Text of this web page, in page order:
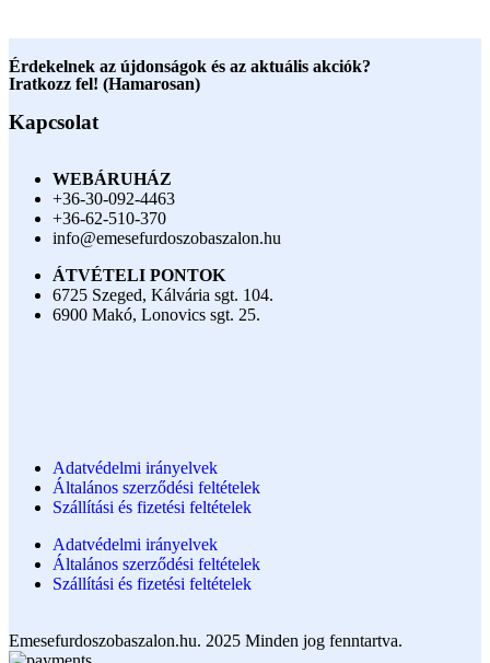
Érdekelnek az újdonságok és az aktuális akciók?
Iratkozz fel! (Hamarosan)
Kapcsolat
WEBÁRUHÁZ
+36-30-092-4463
+36-62-510-370
info@emesefurdoszobaszalon.hu
ÁTVÉTELI PONTOK
6725 Szeged, Kálvária sgt. 104.​
6900 Makó, Lonovics sgt. 25.
Adatvédelmi irányelvek
Általános szerződési feltételek
Szállítási és fizetési feltételek
Adatvédelmi irányelvek
Általános szerződési feltételek
Szállítási és fizetési feltételek
Emesefurdoszobaszalon.hu. 2025 Minden jog fenntartva.